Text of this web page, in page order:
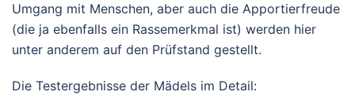
Umgang mit Menschen, aber auch die Apportierfreude
(die ja ebenfalls ein Rassemerkmal ist) werden hier
unter anderem auf den Prüfstand gestellt.
Die Testergebnisse der Mädels im Detail: